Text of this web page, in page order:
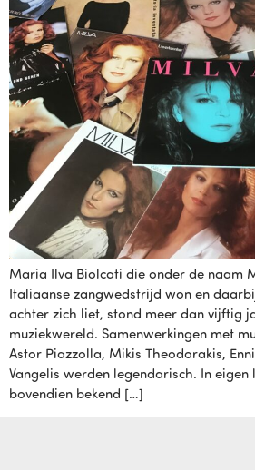
Maria Ilva Biolcati die onder de naam
Italiaanse zangwedstrijd won en
achter zich liet, stond meer dan vijftig
muziekwereld. Samenwerkingen met
Astor Piazzolla, Mikis Theodorakis,
Vangelis werden legendarisch. In
bovendien bekend […]